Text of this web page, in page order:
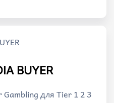
BUYER
для Tier 1 2 3